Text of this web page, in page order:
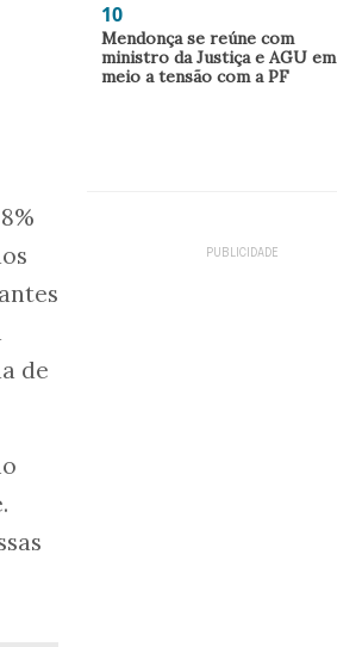
de
10
Mendonça se reúne com
ministro da Justiça e AGU em
meio a tensão com a PF